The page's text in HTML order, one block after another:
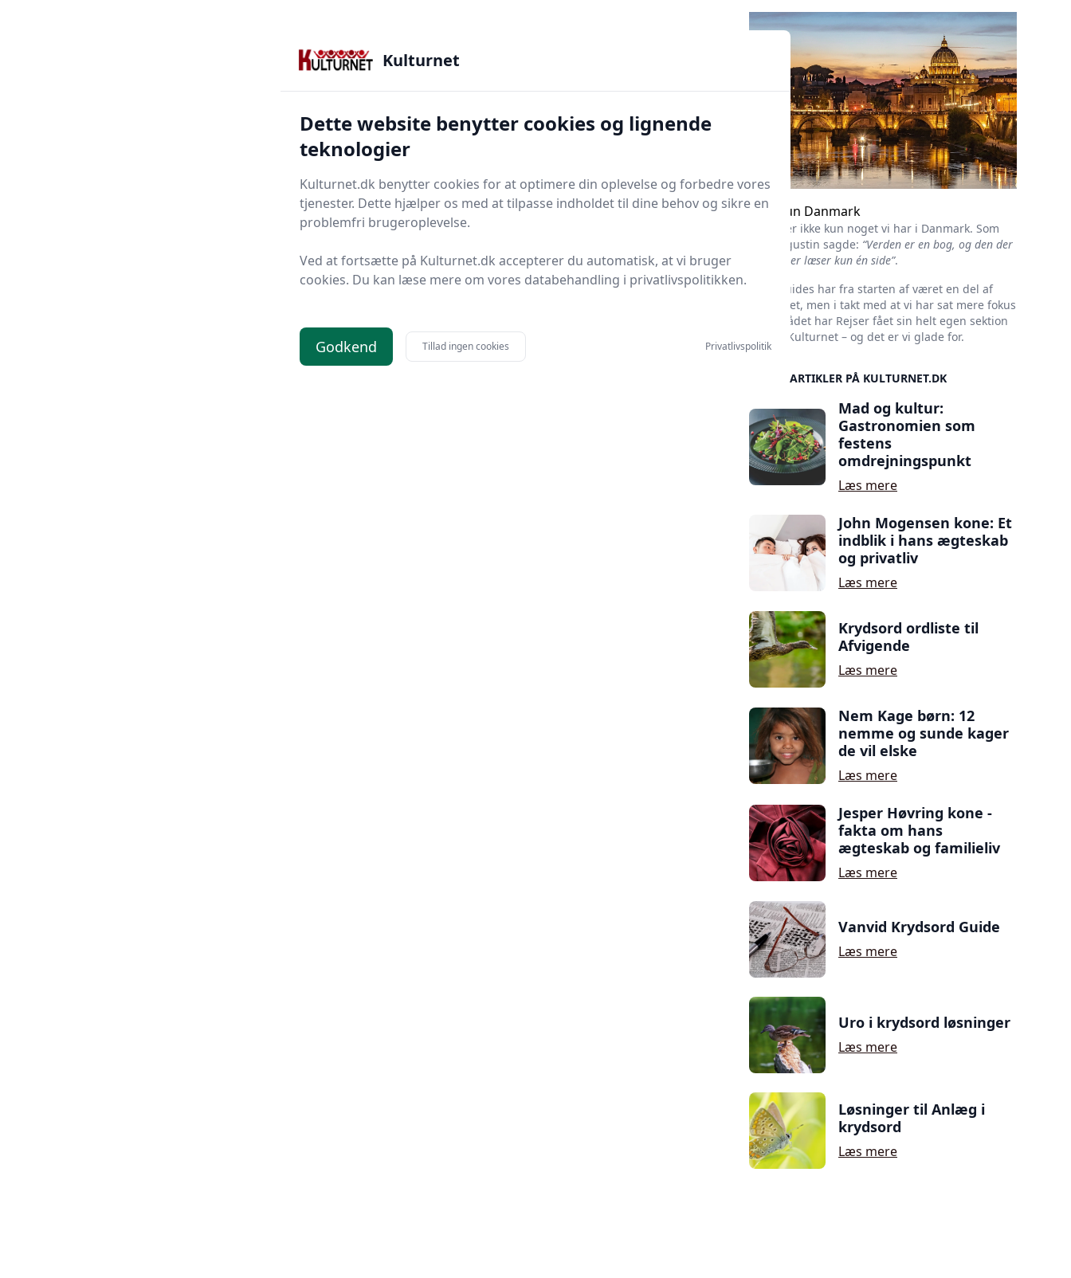
Ikke kun Danmark
Kultur er ikke kun noget vi har i Danmark. Som
Skt. Augustin sagde: “Verden er en bog, og den der
ikke rejser læser kun én side”.
Rejseguides har fra starten af været en del af
Kulturnet, men i takt med at vi har sat mere fokus
på området har Rejser fået sin helt egen sektion
her på Kulturnet – og det er vi glade for.
SIDSTE ARTIKLER PÅ KULTURNET.DK
Mad og kultur:
Gastronomien som
festens
omdrejningspunkt
Læs mere
John Mogensen kone: Et
indblik i hans ægteskab
og privatliv
Læs mere
Krydsord ordliste til
Afvigende
Læs mere
Nem Kage børn: 12
nemme og sunde kager
de vil elske
Læs mere
Jesper Høvring kone -
fakta om hans
ægteskab og familieliv
Læs mere
Vanvid Krydsord Guide
Læs mere
Uro i krydsord løsninger
Læs mere
Løsninger til Anlæg i
krydsord
Læs mere
Kulturnet
Dette website benytter cookies og lignende
teknologier
Kulturnet.dk benytter cookies for at optimere din oplevelse og forbedre vores
tjenester. Dette hjælper os med at tilpasse indholdet til dine behov og sikre en
problemfri brugeroplevelse.
Ved at fortsætte på Kulturnet.dk accepterer du automatisk, at vi bruger
cookies. Du kan læse mere om vores databehandling i privatlivspolitikken.
Godkend Tillad ingen cookies Privatlivspolitik